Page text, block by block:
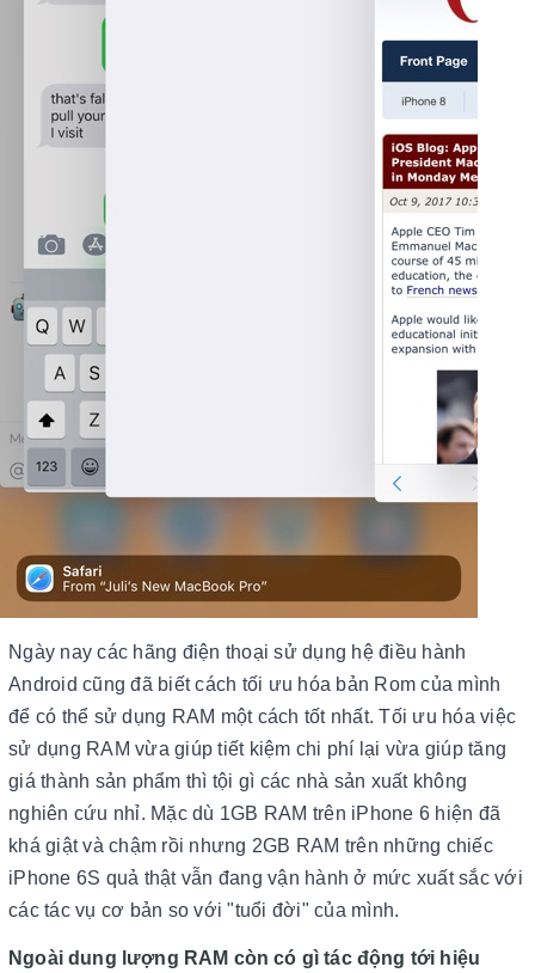
Ngày nay các hãng điện thoại sử dụng hệ điều hành
Android cũng đã biết cách tối ưu hóa bản Rom của mình
để có thể sử dụng RAM một cách tốt nhất. Tối ưu hóa việc
sử dụng RAM vừa giúp tiết kiệm chi phí lại vừa giúp tăng
giá thành sản phẩm thì tội gì các nhà sản xuất không
nghiên cứu nhỉ. Mặc dù 1GB RAM trên iPhone 6 hiện đã
khá giật và chậm rồi nhưng 2GB RAM trên những chiếc
iPhone 6S quả thật vẫn đang vận hành ở mức xuất sắc với
các tác vụ cơ bản so với "tuổi đời" của mình.
Ngoài dung lượng RAM còn có gì tác động tới hiệu